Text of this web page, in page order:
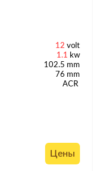
12 volt
1.1
kw
102.5 mm
76 mm
ACR
Цены